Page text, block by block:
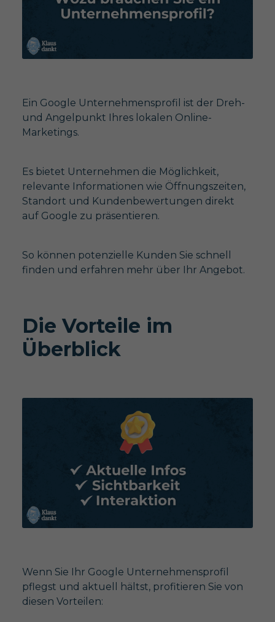
Ein Google Unternehmensprofil ist der Dreh-
und Angelpunkt Ihres lokalen Online-
Marketings.
Es bietet Unternehmen die Möglichkeit,
relevante Informationen wie Öffnungszeiten,
Standort und Kundenbewertungen direkt
auf Google zu präsentieren.
So können potenzielle Kunden Sie schnell
finden und erfahren mehr über Ihr Angebot.
Die Vorteile im
Überblick
Wenn Sie Ihr Google Unternehmensprofil
pflegst und aktuell hältst, profitieren Sie von
diesen Vorteilen: